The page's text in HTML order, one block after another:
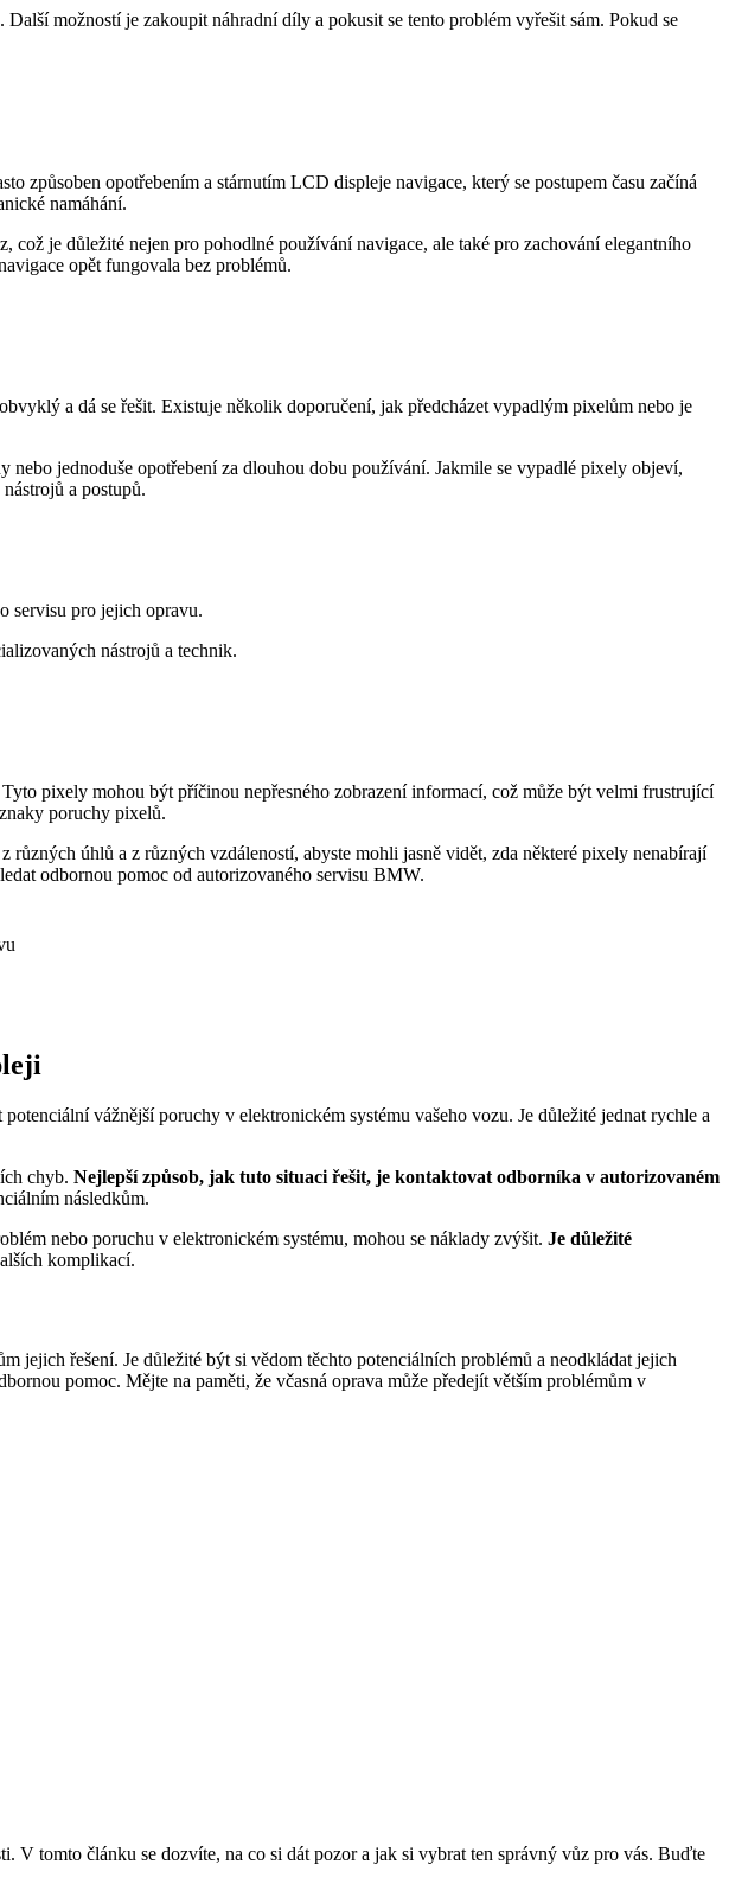
možností je zakoupit náhradní díly a pokusit se tento problém vyřešit sám. Pokud se
opotřebením a stárnutím LCD displeje navigace, který se postupem času začíná
namáhání.
je důležité nejen pro pohodlné používání navigace, ale také pro zachování elegantního
opět fungovala bez problémů.
a dá se řešit. Existuje několik doporučení, jak předcházet vypadlým pixelům nebo je
jednoduše opotřebení za dlouhou dobu používání. Jakmile se vypadlé pixely objeví,
a postupů.
servisu pro jejich opravu.
nástrojů a technik.
pixely mohou být příčinou nepřesného zobrazení informací, což může být velmi frustrující
poruchy pixelů.
úhlů a z různých vzdáleností, abyste mohli jasně vidět, zda některé pixely nenabírají
odbornou pomoc od autorizovaného servisu BMW.
vážnější poruchy v elektronickém systému vašeho vozu. Je důležité jednat rychle a
chyb. Nejlepší způsob, jak tuto situaci řešit, je kontaktovat odborníka v autorizovaném
následkům.
nebo poruchu v elektronickém systému, mohou se náklady zvýšit. Je důležité
komplikací.
jejich řešení. Je důležité být si vědom těchto potenciálních problémů a neodkládat jejich
pomoc. Mějte na paměti, že včasná oprava může předejít větším problémům v
V tomto článku se dozvíte, na co si dát pozor a jak si vybrat ten správný vůz pro vás. Buďte